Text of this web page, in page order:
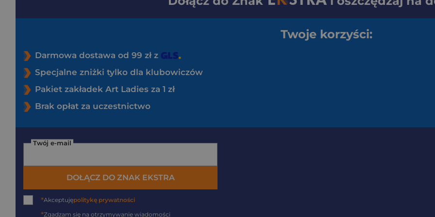
Twoje korzyści:
Darmowa dostawa od 99 zł z
Specjalne zniżki tylko dla klubowiczów
Pakiet zakładek Art Ladies za 1 zł
Brak opłat za uczestnictwo
Twój e-mail
DOŁĄCZ DO ZNAK EKSTRA
*Akceptujępolitykę prywatności
*Zgadzam się na otrzymywanie wiadomości